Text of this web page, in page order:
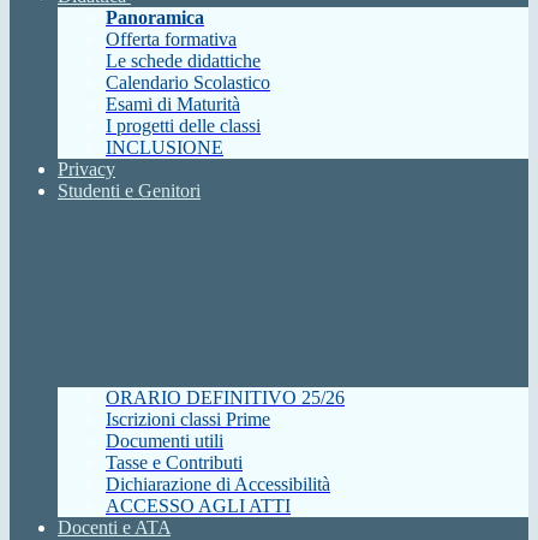
Panoramica
Offerta formativa
Le schede didattiche
Calendario Scolastico
Esami di Maturità
I progetti delle classi
INCLUSIONE
Privacy
Studenti e Genitori
ORARIO DEFINITIVO 25/26
Iscrizioni classi Prime
Documenti utili
Tasse e Contributi
Dichiarazione di Accessibilità
ACCESSO AGLI ATTI
Docenti e ATA